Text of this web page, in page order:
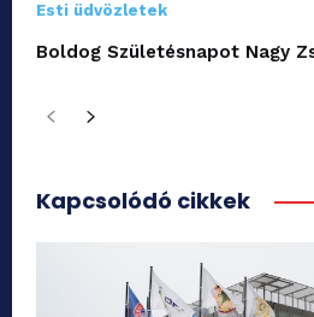
Esti üdvözletek
Boldog Születésnapot Nagy
Kapcsolódó cikkek